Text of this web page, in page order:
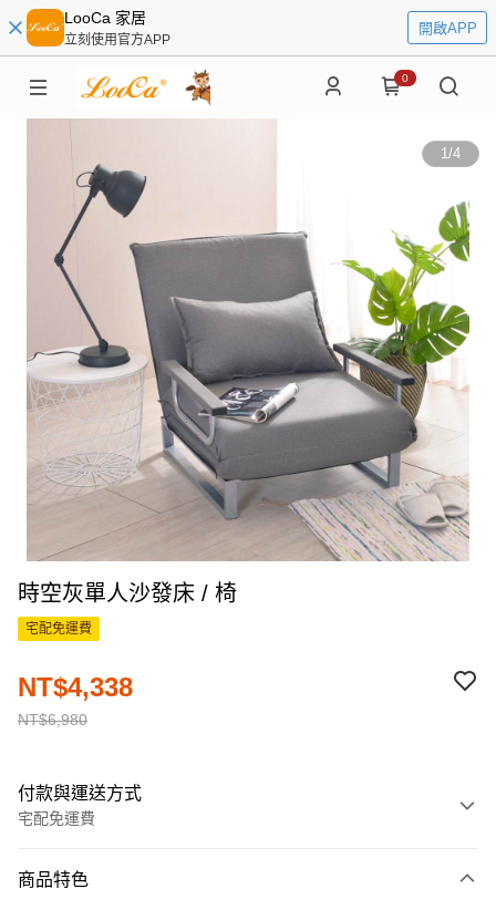
LooCa 家居
立刻使用官方APP
開啟APP
0
1/4
時空灰單人沙發床 / 椅
宅配免運費
NT$6,980
NT$4,338
付款與運送方式
宅配免運費
信用卡一次付款
商品特色